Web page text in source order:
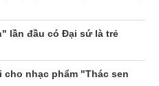
lần đầu có Đại sứ là trẻ
nhạc phẩm "Thác sen